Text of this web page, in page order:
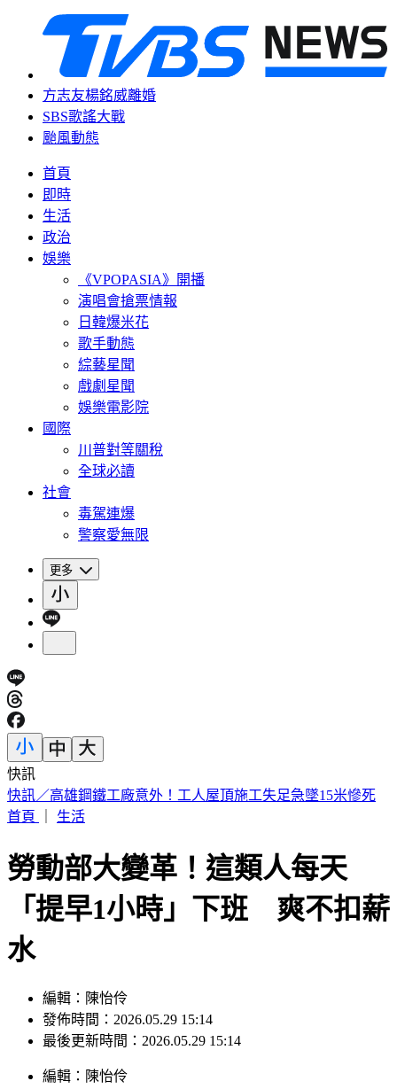
方志友楊銘威離婚
SBS歌謠大戰
颱風動態
首頁
即時
生活
政治
娛樂
《VPOPASIA》開播
演唱會搶票情報
日韓爆米花
歌手動態
綜藝星聞
戲劇星聞
娛樂電影院
國際
川普對等關稅
全球必讀
社會
毒駕連爆
警察愛無限
更多
快訊
快訊／蔣市府人事異動！發言人李政軒請辭
首頁
生活
勞動部大變革！這類人每天
「提早1小時」下班 爽不扣薪
水
編輯：陳怡伶
發佈時間：2026.05.29 15:14
最後更新時間：2026.05.29 15:14
編輯 ： 陳怡伶